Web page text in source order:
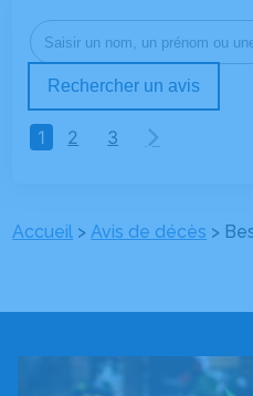
Rechercher un avis
1 2 3
Accueil >Avis de décès >